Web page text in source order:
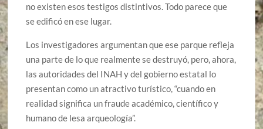
no existen esos testigos distintivos. Todo parece que
se edificó en ese lugar.
Los investigadores argumentan que ese parque refleja
una parte de lo que realmente se destruyó, pero, ahora,
las autoridades del INAH y del gobierno estatal lo
presentan como un atractivo turístico, “cuando en
realidad significa un fraude académico, científico y
humano de lesa arqueología”.